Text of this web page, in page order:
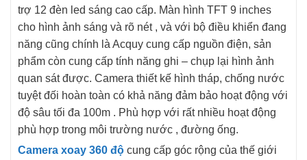
trợ 12 đèn led sáng cao cấp. Màn hình TFT 9 inches
cho hình ảnh sáng và rõ nét , và với bộ điều khiển đang
năng cũng chính là Acquy cung cấp nguồn điện, sản
phẩm còn cung cấp tính năng ghi – chụp lại hình ảnh
quan sát được. Camera thiết kế hình tháp, chống nước
tuyệt đối hoàn toàn có khả năng đảm bảo hoạt động với
độ sâu tối đa 100m . Phù hợp với rất nhiều hoạt động
phù hợp trong môi trường nước , đường ống.
Camera xoay 360 độ cung cấp góc rộng của thế giới